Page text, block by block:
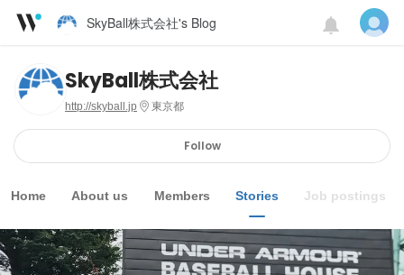
SkyBall株式会社's Blog
SkyBall株式会社
http://skyball.jp 東京都
Follow
Home About us Members Stories Job postings